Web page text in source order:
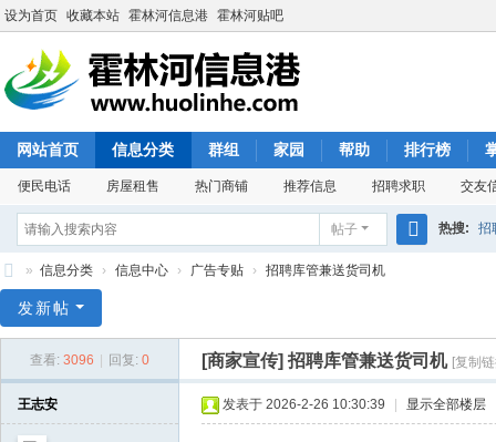
设为首页 收藏本站 霍林河信息港 霍林河贴吧
网站首页 信息分类 群组 家园 帮助 排行榜
便民电话 房屋租售 热门商铺 推荐信息 招聘求职 交友
帖子 热搜: 招
林
» 信息分类 › 信息中心 › 广告专贴 › 招聘库管兼送货司机
发新帖
查看: 3096 回复: 0 [商家宣传] 招聘库管兼送货司机 [复制
王志安 发表于 2026-2-26 10:30:39 显示全部楼层